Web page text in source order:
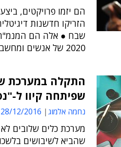
הם יזמו פרויקטים,
הזריקו חדשנות
2020 של אנשים ומחשבים
התקלה במערכת
שפיתחה קיוו ל-
נחמה אלמוג 28/12/2016 16:01
מערכת כלים שלובים
שהביא לשיבושים